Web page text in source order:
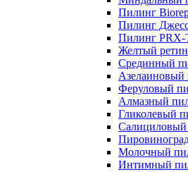
Пилинг
Пилинг
Пилинг PRX-
Желтый
Срединный
Азелаиновый
Феруловый
Алмазный
Гликолевый
Молочный
Интимный